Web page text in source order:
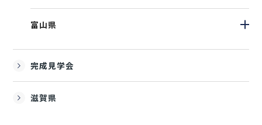
富山県
完成見学会
滋賀県